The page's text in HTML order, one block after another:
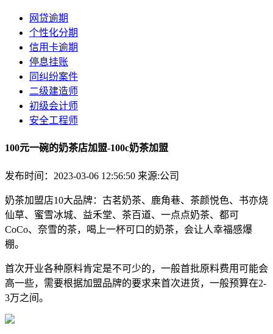
网贷逾期
个性化分期
信用卡逾期
停息挂账
同纠纷案件
二级建造师
初级会计师
安全工程师
100元一碗的奶茶店加盟-100c奶茶加盟
发布时间：2023-03-06 12:56:50 来源:公司
奶茶加盟店10大品牌：古茗奶茶、鹿角巷、茶颜悦色、书亦烧
仙草、蜜雪冰城、益禾堂、茶百道、一点点奶茶、都可
CoCo、奈雪的茶，喝上一杯可口的奶茶，会让人幸福感爆
棚。
首次开业各种原料肯定是不可少的，一般首批原料费用可能会
高一些，需要根据加盟品牌的要求来首次进货，一般预算在2-
3万之间。